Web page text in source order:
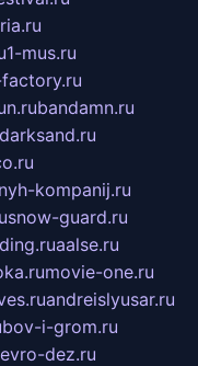
1-mus.ru
bandamn.ru
darksand.ru
kompanij.ru
snow-guard.ru
aalse.ru
movie-one.ru
andreislyusar.ru
i-grom.ru
evro-dez.ru